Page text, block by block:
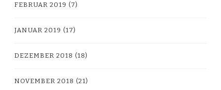
FEBRUAR 2019 (7)
JANUAR 2019 (17)
DEZEMBER 2018 (18)
NOVEMBER 2018 (21)